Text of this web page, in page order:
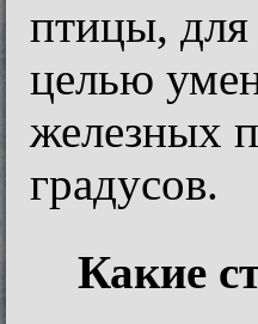
птицы,
целью
железных
градусов.
Какие